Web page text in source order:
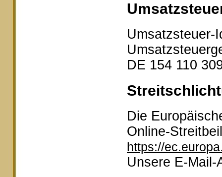
Umsatzsteuer-
DE 154 110
Die
Online-
https://
Unsere E-